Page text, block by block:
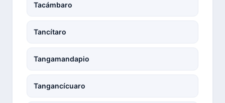
Tacámbaro
Tancítaro
Tangamandapio
Tangancícuaro